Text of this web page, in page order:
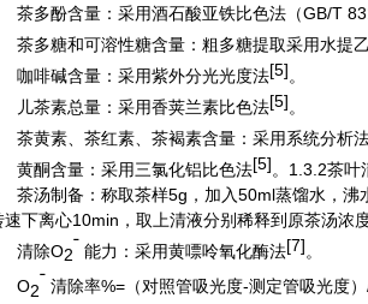
茶多酚含量：采用酒石酸亚铁比色法（GB/T
茶多糖和可溶性糖含量：粗多糖提取采用水提
咖啡碱含量：采用紫外分光光度法[5]。
儿茶素总量：采用香荚兰素比色法[5]。
茶黄素、茶红素、茶褐素含量：采用系统分析
黄酮含量：采用三氯化铝比色法[5]。 1.3.2茶叶
茶汤制备：称取茶样5g ，加入50ml蒸馏水，沸
速下离心10min ，取上清液分别稀释到原茶汤浓
清除O2
ˉ 能力：采用黄嘌呤氧化酶法[7]。
O2
ˉ 清除率%= （对照管吸光度-测定管吸光度）